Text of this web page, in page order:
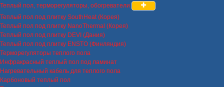
Теплый пол, терморегуляторы, обогреватели
Теплый пол под плитку SouthHeat (Корея)
Теплый пол под плитку NanoThermal (Корея)
Теплый пол под плитку DEVI (Дания)
Теплый пол под плитку ENSTO (Финляндия)
Терморегуляторы теплого пола
Инфракрасный теплый пол под ламинат
Нагревательный кабель для теплого пола
Карбоновый теплый пол